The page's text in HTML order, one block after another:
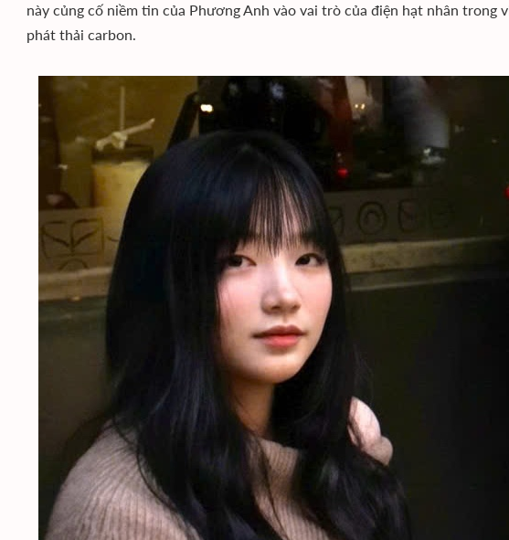
này củng cố niềm tin của Phương Anh vào vai trò của điện hạt nhân trong
phát thải carbon.